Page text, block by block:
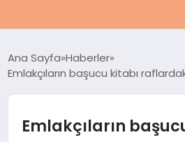
KADIN
SAĞLIK
Ana Sayfa Haberler
Emlakçıların başucu kitabı
Emlakçıların